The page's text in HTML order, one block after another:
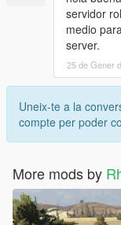
servidor
medio
server.
25 de Gener
Uneix-te a la
compte per poder
More mods by